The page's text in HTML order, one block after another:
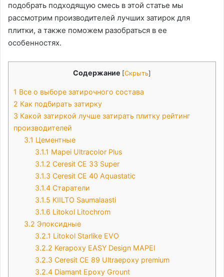
подобрать подходящую смесь в этой статье мы
рассмотрим производителей лучших затирок для
плитки, а также поможем разобраться в ее
особенностях.
Содержание [Скрыть]
1 Все о выборе затирочного состава
2 Как подбирать затирку
3 Какой затиркой лучше затирать плитку рейтинг
производителей
3.1 Цементные
3.1.1 Mapei Ultracolor Plus
3.1.2 Ceresit CE 33 Super
3.1.3 Ceresit СЕ 40 Aquastatic
3.1.4Старатели
3.1.5 KIILTO Saumalaasti
3.1.6 Litokol Litochrom
3.2 Эпоксидные
3.2.1 Litokol Starlike EVO
3.2.2 Kerapoxy EASY Design MAPEI
3.2.3 Ceresit CE 89 Ultraepoxy premium
3.2.4Diamant Epoxy Grount